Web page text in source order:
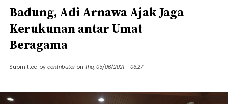
Badung, Adi Arnawa Ajak Jaga
Kerukunan antar Umat
Beragama
Submitted by contributor on Thu, 05/06/2021 - 06:27